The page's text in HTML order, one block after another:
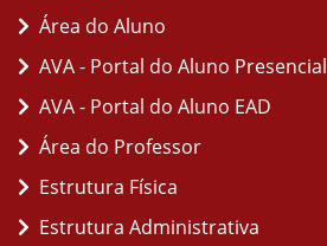
Área do Aluno
AVA - Portal do Aluno Presencial
AVA - Portal do Aluno EAD
Área do Professor
Estrutura Física
Estrutura Administrativa